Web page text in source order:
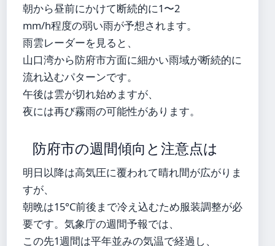
朝から昼前にかけて断続的に1〜2
mm/h程度の弱い雨が予想されます。
雨雲レーダーを見ると、
山口湾から防府市方面に細かい雨域が断続的に
流れ込むパターンです。
午後は雲が切れ始めますが、
夜には再び霧雨の可能性があります。
防府市の週間傾向と注意点は
明日以降は高気圧に覆われて晴れ間が広がりま
すが、
朝晩は15°C前後まで冷え込むため服装調整が必
要です。気象庁の週間予報では、
この先1週間は平年並みの気温で経過し、